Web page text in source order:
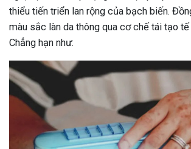
thiểu tiến triển lan rộng của bạch biến.
màu sắc làn da thông qua cơ chế tái tạo
Chẳng hạn như: